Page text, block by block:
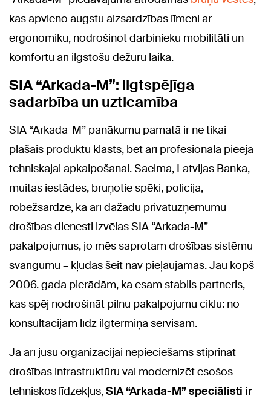
kas apvieno augstu aizsardzības līmeni ar
ergonomiku, nodrošinot darbinieku mobilitāti un
komfortu arī ilgstošu dežūru laikā.
SIA “Arkada-M”: ilgtspējīga
sadarbība un uzticamība
SIA “Arkada-M” panākumu pamatā ir ne tikai
plašais produktu klāsts, bet arī profesionālā pieeja
tehniskajai apkalpošanai. Saeima, Latvijas Banka,
muitas iestādes, bruņotie spēki, policija,
robežsardze, kā arī dažādu privātuzņēmumu
drošības dienesti izvēlas SIA “Arkada-M”
pakalpojumus, jo mēs saprotam drošības sistēmu
svarīgumu – kļūdas šeit nav pieļaujamas. Jau kopš
2006. gada pierādām, ka esam stabils partneris,
kas spēj nodrošināt pilnu pakalpojumu ciklu: no
konsultācijām līdz ilgtermiņa servisam.
Ja arī jūsu organizācijai nepieciešams stiprināt
drošības infrastruktūru vai modernizēt esošos
tehniskos līdzekļus,SIA “Arkada-M” speciālisti ir